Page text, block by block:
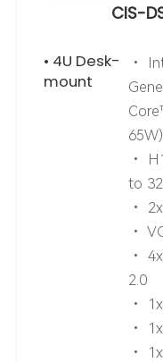
CIS-
• 4U Desk-
mount
•
65W)
•
to
•
•
•
2.0
•
•
•